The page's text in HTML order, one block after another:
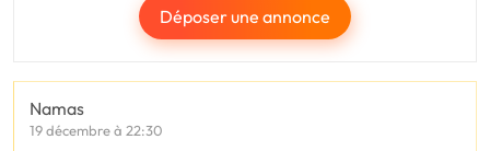
Déposer une annonce
Namas
19 décembre à 22:30